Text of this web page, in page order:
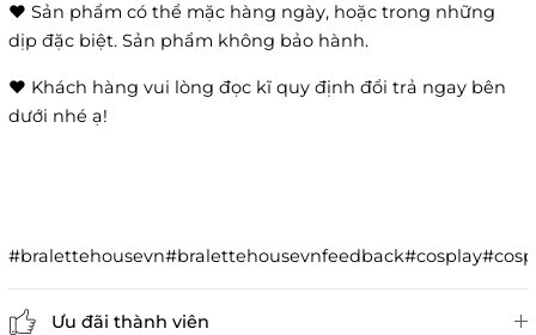
❤️ Sản phẩm có thể mặc hàng ngày, hoặc trong những
dịp đặc biệt. Sản phẩm không bảo hành.
❤️ Khách hàng vui lòng đọc kĩ quy định đổi trả ngay bên
dưới nhé ạ!
Ưu đãi thành viên